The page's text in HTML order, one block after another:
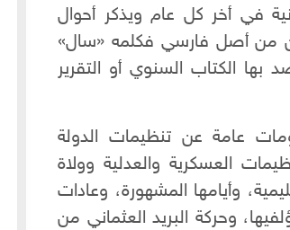
في أخر كل عام ويذكر أحوال
من أصل فارسي فكلمه «سال»
بها الكتاب السنوي أو التقرير
عامة عن تنظيمات الدولة
العسكرية والعدلية وولاة
وأيامها المشهورة، وعادات
وحركة البريد العثماني من